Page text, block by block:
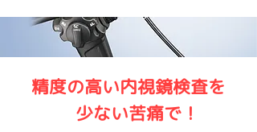
精度の高い内視鏡検査を
​ 少ない苦痛で！